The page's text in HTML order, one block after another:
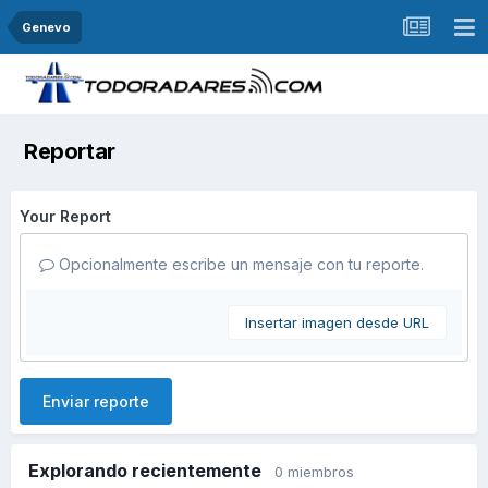
Genevo
Reportar
Your Report
Opcionalmente escribe un mensaje con tu reporte.
Insertar imagen desde URL
Enviar reporte
Explorando recientemente 0 miembros